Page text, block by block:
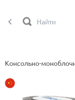
Консольно-